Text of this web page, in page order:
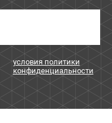
условия политики
конфиденциальности